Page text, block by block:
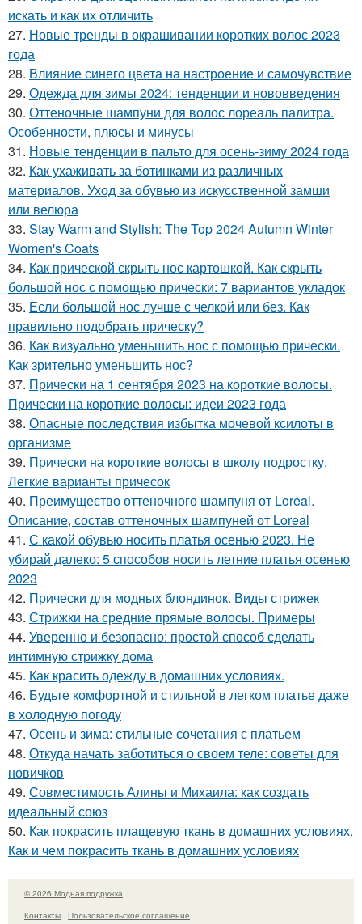
искать и как их отличить
27. Новые тренды в окрашивании коротких волос 2023
года
28. Влияние синего цвета на настроение и самочувствие
29. Одежда для зимы 2024: тенденции и нововведения
30. Оттеночные шампуни для волос лореаль палитра.
Особенности, плюсы и минусы
31. Новые тенденции в пальто для осень-зиму 2024 года
32. Как ухаживать за ботинками из различных
материалов. Уход за обувью из искусственной замши
или велюра
33. Stay Warm and Stylish: The Top 2024 Autumn Winter
Women's Coats
34. Как прической скрыть нос картошкой. Как скрыть
большой нос с помощью прически: 7 вариантов укладок
35. Если большой нос лучше с челкой или без. Как
правильно подобрать прическу?
36. Как визуально уменьшить нос с помощью прически.
Как зрительно уменьшить нос?
37. Прически на 1 сентября 2023 на короткие волосы.
Прически на короткие волосы: идеи 2023 года
38. Опасные последствия избытка мочевой ксилоты в
организме
39. Прически на короткие волосы в школу подростку.
Легкие варианты причесок
40. Преимущество оттеночного шампуня от Loreal.
Описание, состав оттеночных шампуней от Loreal
41. С какой обувью носить платья осенью 2023. Не
убирай далеко: 5 способов носить летние платья осенью
2023
42. Прически для модных блондинок. Виды стрижек
43. Стрижки на средние прямые волосы. Примеры
44. Уверенно и безопасно: простой способ сделать
интимную стрижку дома
45. Как красить одежду в домашних условиях.
46. Будьте комфортной и стильной в легком платье даже
в холодную погоду
47. Осень и зима: стильные сочетания с платьем
48. Откуда начать заботиться о своем теле: советы для
новичков
49. Совместимость Алины и Михаила: как создать
идеальный союз
50. Как покрасить плащевую ткань в домашних условиях.
Как и чем покрасить ткань в домашних условиях
© 2026 Модная подружка
Контакты
Пользовательское соглашение